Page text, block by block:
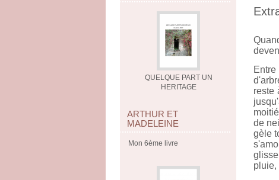
QUELQUE PART UN
HERITAGE
ARTHUR ET
MADELEINE
Mon 6ème livre
reste
de
gèle
pluie,